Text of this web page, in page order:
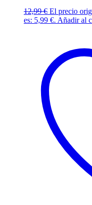
12,99€ El precio
es: 5,99 €. Añadir al